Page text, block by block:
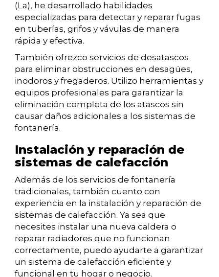
(La), he desarrollado habilidades
especializadas para detectar y reparar fugas
en tuberías, grifos y vávulas de manera
rápida y efectiva.
También ofrezco servicios de desatascos
para eliminar obstrucciones en desagües,
inodoros y fregaderos. Utilizo herramientas y
equipos profesionales para garantizar la
eliminación completa de los atascos sin
causar daños adicionales a los sistemas de
fontanería.
Instalación y reparación de
sistemas de calefacción
Además de los servicios de fontanería
tradicionales, también cuento con
experiencia en la instalación y reparación de
sistemas de calefacción. Ya sea que
necesites instalar una nueva caldera o
reparar radiadores que no funcionan
correctamente, puedo ayudarte a garantizar
un sistema de calefacción eficiente y
funcional en tu hogar o negocio.